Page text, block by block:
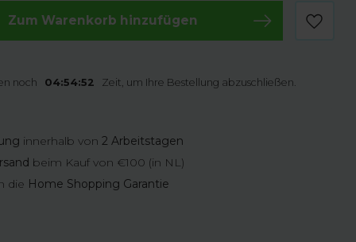
Zum Warenkorb hinzufügen
noch 04:54:51 Zeit, um Ihre Bestellung abzuschließen.
innerhalb von2 Arbeitstagen
beim Kauf von €100 (in NL)
die Home Shopping Garantie